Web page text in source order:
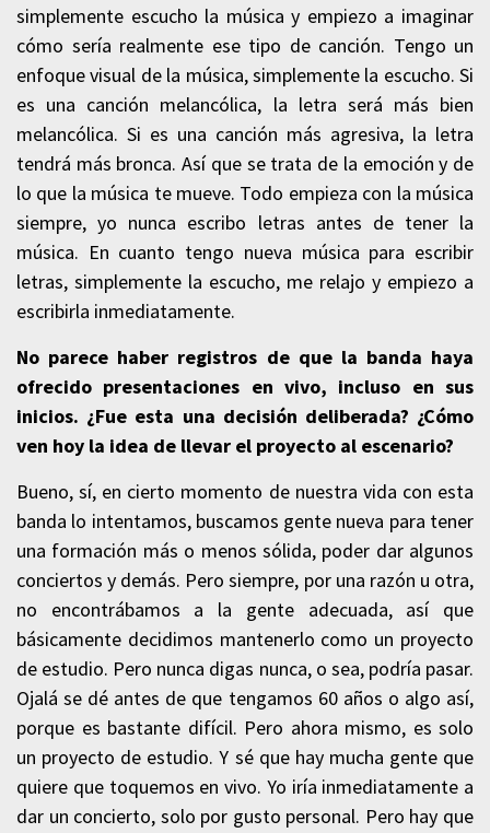
simplemente escucho la música y empiezo a imaginar
cómo sería realmente ese tipo de canción. Tengo un
enfoque visual de la música, simplemente la escucho. Si
es una canción melancólica, la letra será más bien
melancólica. Si es una canción más agresiva, la letra
tendrá más bronca. Así que se trata de la emoción y de
lo que la música te mueve. Todo empieza con la música
siempre, yo nunca escribo letras antes de tener la
música. En cuanto tengo nueva música para escribir
letras, simplemente la escucho, me relajo y empiezo a
escribirla inmediatamente.
No parece haber registros de que la banda haya
ofrecido presentaciones en vivo, incluso en sus
inicios. ¿Fue esta una decisión deliberada? ¿Cómo
ven hoy la idea de llevar el proyecto al escenario?
Bueno, sí, en cierto momento de nuestra vida con esta
banda lo intentamos, buscamos gente nueva para tener
una formación más o menos sólida, poder dar algunos
conciertos y demás. Pero siempre, por una razón u otra,
no encontrábamos a la gente adecuada, así que
básicamente decidimos mantenerlo como un proyecto
de estudio. Pero nunca digas nunca, o sea, podría pasar.
Ojalá se dé antes de que tengamos 60 años o algo así,
porque es bastante difícil. Pero ahora mismo, es solo
un proyecto de estudio. Y sé que hay mucha gente que
quiere que toquemos en vivo. Yo iría inmediatamente a
dar un concierto, solo por gusto personal. Pero hay que